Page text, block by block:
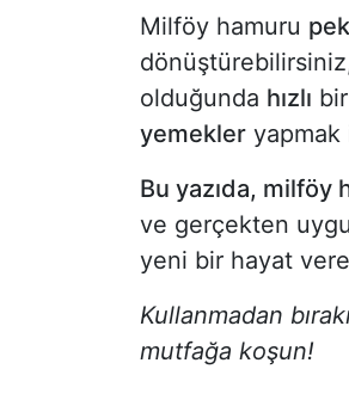
Milföy hamuru
olduğunda hızlı
yemekler
Bu yazıda, milföy
ve gerçekten
yeni bir hayat
Kullanmadan
mutfağa koşun!